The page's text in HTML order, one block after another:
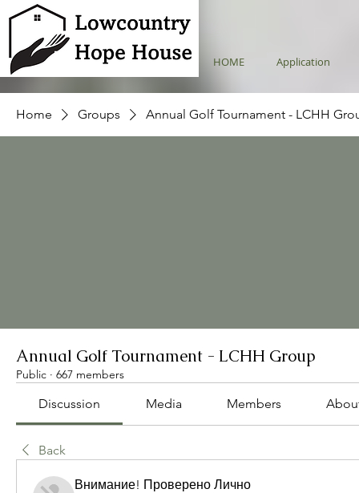
HOME Application
Home Groups Annual Golf Tournament - LCHH
Annual Golf Tournament - LCHH Group
Public · 667 members
Discussion Media Members
Back
Внимание! Проверено Лично